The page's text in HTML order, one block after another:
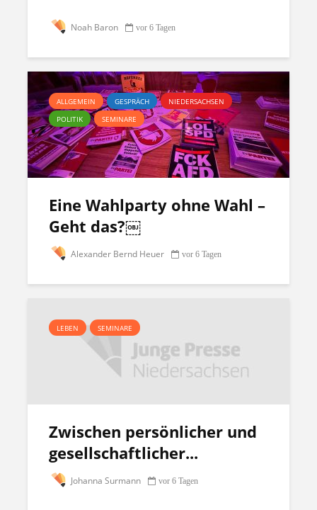
Noah Baron vor 6 Tagen
ALLGEMEIN GESPRÄCH
NIEDERSACHSEN
POLITIK
SEMINARE
Eine Wahlparty ohne Wahl –
Geht das?￼
Alexander Bernd Heuer vor 6 Tagen
LEBEN SEMINARE
Zwischen persönlicher und
gesellschaftlicher...
Johanna Surmann vor 6 Tagen